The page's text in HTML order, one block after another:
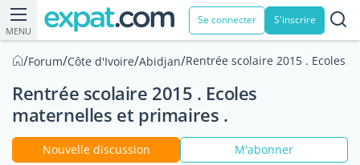
MENU
Se connecter S'inscrire
/Forum/Côte d'Ivoire/Abidjan/Rentrée scolaire 2015 . Ecoles
Rentrée scolaire 2015 . Ecoles
maternelles et primaires .
Nouvelle discussion M'abonner